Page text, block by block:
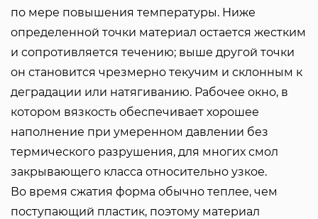
по мере повышения температуры. Ниже
определенной точки материал остается жестким
и сопротивляется течению; выше другой точки
он становится чрезмерно текучим и склонным к
деградации или натягиванию. Рабочее окно, в
котором вязкость обеспечивает хорошее
наполнение при умеренном давлении без
термического разрушения, для многих смол
закрывающего класса относительно узкое.
Во время сжатия форма обычно теплее, чем
поступающий пластик, поэтому материал